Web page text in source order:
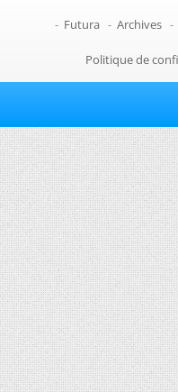
- Futura - Archives -
Politique de